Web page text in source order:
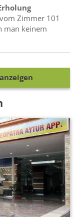
Zimmer 101
man keinem